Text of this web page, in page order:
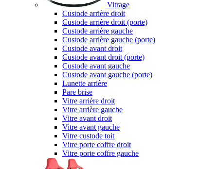
Vitrage
Custode arrière droit
Custode arrière droit (porte)
Custode arrière gauche
Custode arrière gauche (porte)
Custode avant droit
Custode avant droit (porte)
Custode avant gauche
Custode avant gauche (porte)
Lunette arrière
Pare brise
Vitre arrière droit
Vitre arrière gauche
Vitre avant droit
Vitre avant gauche
Vitre custode toit
Vitre porte coffre droit
Vitre porte coffre gauche